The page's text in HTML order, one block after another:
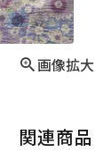
画像拡大
関連商品